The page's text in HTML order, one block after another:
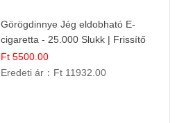
Görögdinnye Jég eldobható E-
cigaretta - 25.000 Slukk | Frissítő
Nyári Íz
Ft 5500.00
Eredeti ár： Ft 11932.00